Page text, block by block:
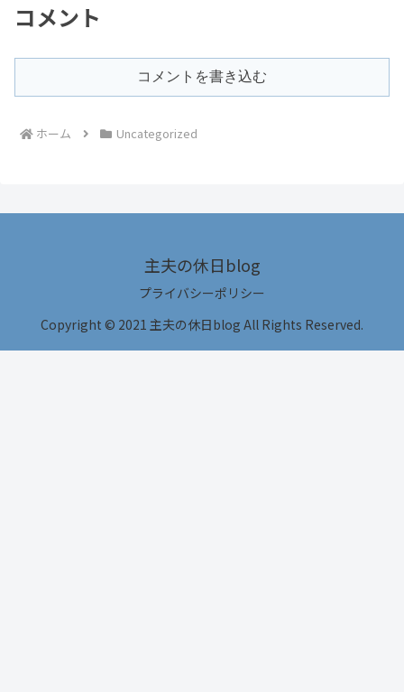
コメント
コメントを書き込む
ホーム Uncategorized
主夫の休日blog
プライバシーポリシー
Copyright © 2021 主夫の休日blog All Rights Reserved.